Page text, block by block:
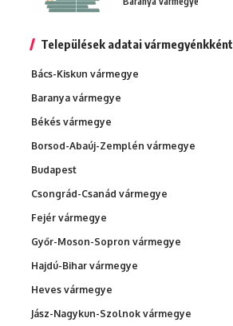
Települések adatai vármegyénkként
Bács-Kiskun vármegye
Baranya vármegye
Békés vármegye
Borsod-Abaúj-Zemplén vármegye
Budapest
Csongrád-Csanád vármegye
Fejér vármegye
Győr-Moson-Sopron vármegye
Hajdú-Bihar vármegye
Heves vármegye
Jász-Nagykun-Szolnok vármegye